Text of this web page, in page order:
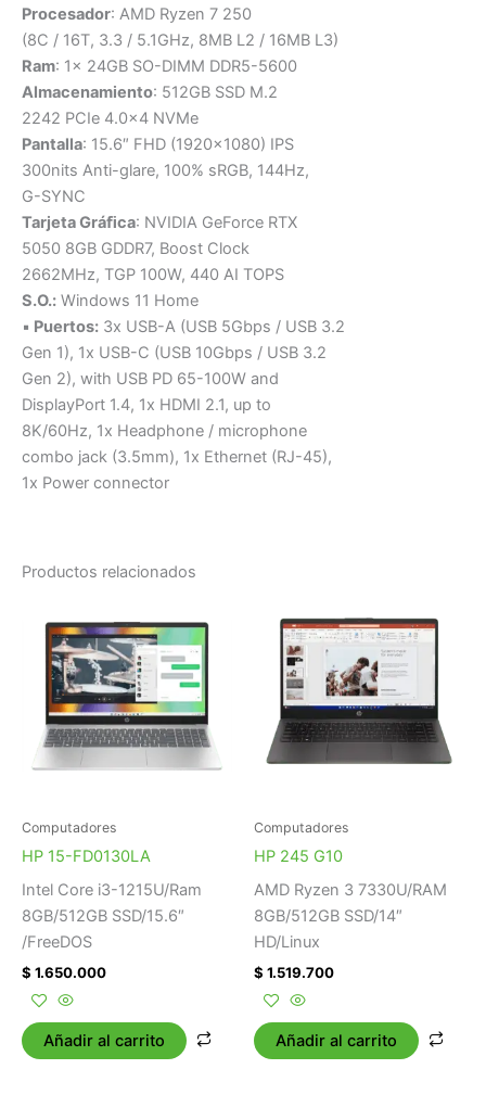
Procesador: AMD Ryzen 7 250
(8C / 16T, 3.3 / 5.1GHz, 8MB L2 / 16MB L3)
Ram: 1x 24GB SO-DIMM DDR5-5600
Almacenamiento: 512GB SSD M.2
2242 PCIe 4.0×4 NVMe
Pantalla: 15.6″ FHD (1920×1080) IPS
300nits Anti-glare, 100% sRGB, 144Hz,
G-SYNC
Tarjeta Gráﬁca: NVIDIA GeForce RTX
5050 8GB GDDR7, Boost Clock
2662MHz, TGP 100W, 440 AI TOPS
S.O.: Windows 11 Home
▪ Puertos: 3x USB-A (USB 5Gbps / USB 3.2
Gen 1), 1x USB-C (USB 10Gbps / USB 3.2
Gen 2), with USB PD 65-100W and
DisplayPort 1.4, 1x HDMI 2.1, up to
8K/60Hz, 1x Headphone / microphone
combo jack (3.5mm), 1x Ethernet (RJ-45),
1x Power connector
Productos relacionados
Computadores
HP 15-FD0130LA
Intel Core i3-1215U/Ram
8GB/512GB SSD/15.6″
/FreeDOS
$ 1.650.000
Añadir al carrito
Computadores
HP 245 G10
AMD Ryzen 3 7330U/RAM
8GB/512GB SSD/14″
HD/Linux
$ 1.519.700
Añadir al carrito